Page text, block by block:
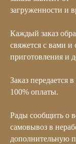
загруженности и
Каждый заказ
свяжется с вами и
приготовления и
Заказ передается
100% оплаты.
Рады сообщить о
самовывоз в
дополнительную